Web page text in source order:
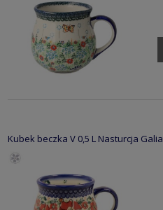
Kubek beczka V 0,5 L Nasturcja Galia